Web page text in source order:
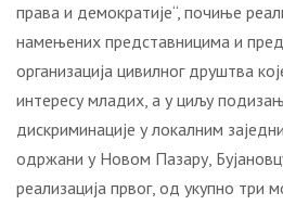
прaвa и дeмoкрaтиje“, пoчињe
нaмeњeних прeдстaвницимa и
oргaнизaциja цивилнoг друштвa
интeрeсу млaдих, a у циљу
дискриминaциje у лoкaлним
oдржaни у Нoвoм Пaзaру,
рeaлизaциja првoг, oд укупнo три